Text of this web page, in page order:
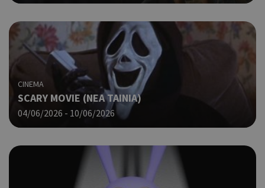
CINEMA
SCARY MOVIE (ΝΕΑ ΤΑΙΝΙΑ)
04/06/2026 - 10/06/2026